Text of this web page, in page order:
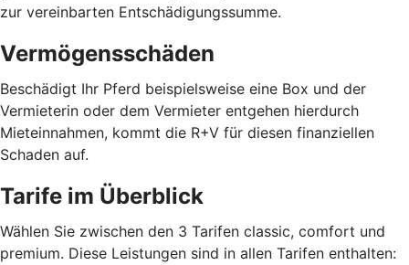
zur vereinbarten Entschädigungssumme.
Vermögensschäden
Beschädigt Ihr Pferd beispielsweise eine Box und der
Vermieterin oder dem Vermieter entgehen hierdurch
Mieteinnahmen, kommt die R+V für diesen finanziellen
Schaden auf.
Tarife im Überblick
Wählen Sie zwischen den 3 Tarifen classic, comfort und
premium. Diese Leistungen sind in allen Tarifen enthalten: